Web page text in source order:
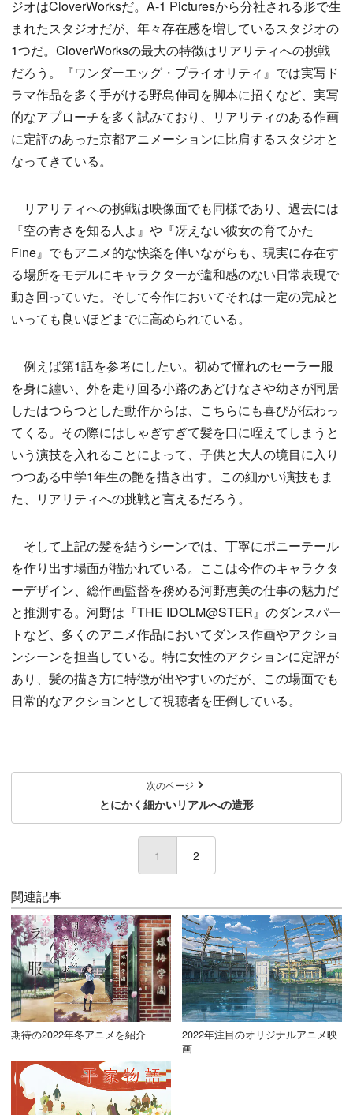
ジオはCloverWorksだ。A-1 Picturesから分社される形で生
まれたスタジオだが、年々存在感を増しているスタジオの
1つだ。CloverWorksの最大の特徴はリアリティへの挑戦
だろう。『ワンダーエッグ・プライオリティ』では実写ド
ラマ作品を多く手がける野島伸司を脚本に招くなど、実写
的なアプローチを多く試みており、リアリティのある作画
に定評のあった京都アニメーションに比肩するスタジオと
なってきている。
リアリティへの挑戦は映像面でも同様であり、過去には
『空の青さを知る人よ』や『冴えない彼女の育てかた
Fine』でもアニメ的な快楽を伴いながらも、現実に存在す
る場所をモデルにキャラクターが違和感のない日常表現で
動き回っていた。そして今作においてそれは一定の完成と
いっても良いほどまでに高められている。
例えば第1話を参考にしたい。初めて憧れのセーラー服
を身に纏い、外を走り回る小路のあどけなさや幼さが同居
したはつらつとした動作からは、こちらにも喜びが伝わっ
てくる。その際にはしゃぎすぎて髪を口に咥えてしまうと
いう演技を入れることによって、子供と大人の境目に入り
つつある中学1年生の艶を描き出す。この細かい演技もま
た、リアリティへの挑戦と言えるだろう。
そして上記の髪を結うシーンでは、丁寧にポニーテール
を作り出す場面が描かれている。ここは今作のキャラクタ
ーデザイン、総作画監督を務める河野恵美の仕事の魅力だ
と推測する。河野は『THE IDOLM@STER』のダンスパー
トなど、多くのアニメ作品においてダンス作画やアクショ
ンシーンを担当している。特に女性のアクションに定評が
あり、髪の描き方に特徴が出やすいのだが、この場面でも
日常的なアクションとして視聴者を圧倒している。
次のページ
とにかく細かいリアルへの造形
1 (current)
2
関連記事
期待の2022年冬アニメを紹介
2022年注目のオリジナルアニメ映
画